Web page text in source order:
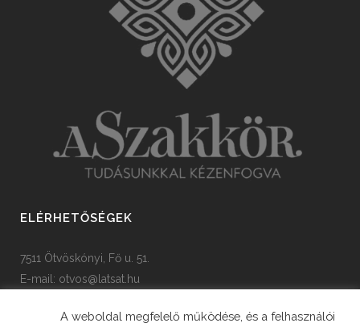
ELÉRHETŐSÉGEK
7511 Ötvöskónyi, Fő u. 51.
E-mail: otvos@latsat.hu
A weboldal megfelelő működése, és a felhasználói